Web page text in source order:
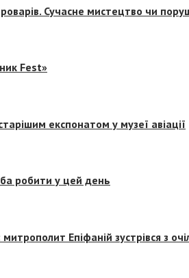
Сучасне мистецтво чи
Fest»
експонатом у музеї авіації
робити у цей день
Епіфаній зустрівся з